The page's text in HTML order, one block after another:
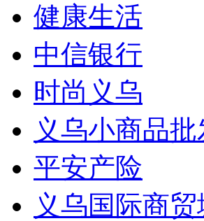
健康生活
中信银行
时尚义乌
义乌小商品
平安产险
义乌国际商贸